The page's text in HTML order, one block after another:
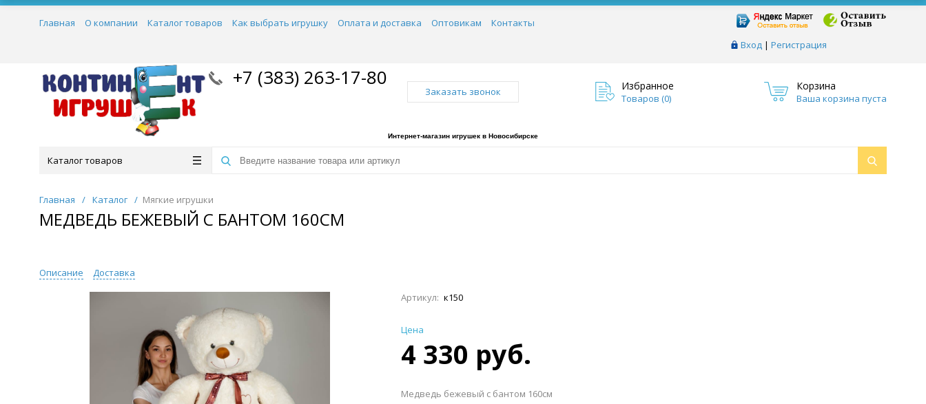
Вход | Регистрация
Главная О компании Каталог товаров Как выбрать игрушку Оплата и доставка Оптовикам Контакты
+7 (383) 263-17-80
Заказать звонок Избранное
Товаров (0)
Корзина
Ваша корзина пуста
Интернет-магазин игрушек в Новосибирске
Каталог товаров
Главная / Каталог / Мягкие игрушки
МЕДВЕДЬ БЕЖЕВЫЙ С БАНТОМ 160СМ
Описание Доставка
Артикул: к150
Цена
4 330 руб.
Медведь бежевый с бантом 160см